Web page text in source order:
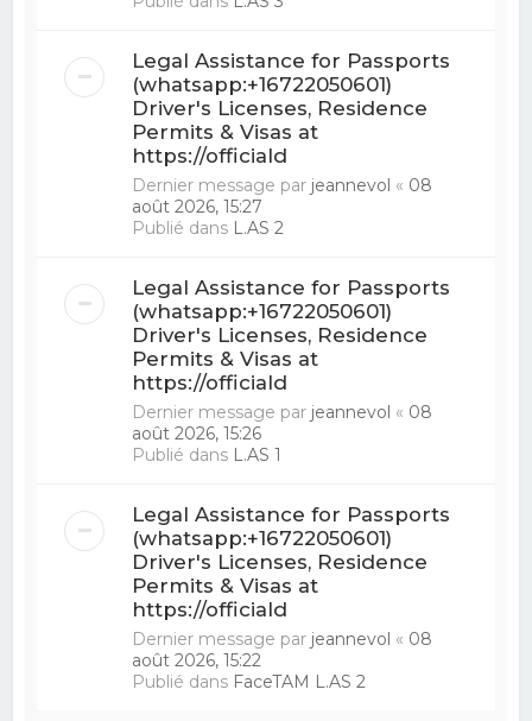
Legal Assistance for Passports
(whatsapp:+16722050601)
Driver's Licenses, Residence
Permits & Visas at
https://officiald
Dernier message par jeannevol « 08
août 2026, 15:27
Publié dans L.AS 2
Legal Assistance for Passports
(whatsapp:+16722050601)
Driver's Licenses, Residence
Permits & Visas at
https://officiald
Dernier message par jeannevol « 08
août 2026, 15:26
Publié dans L.AS 1
Legal Assistance for Passports
(whatsapp:+16722050601)
Driver's Licenses, Residence
Permits & Visas at
https://officiald
Dernier message par jeannevol « 08
août 2026, 15:22
Publié dans FaceTAM L.AS 2